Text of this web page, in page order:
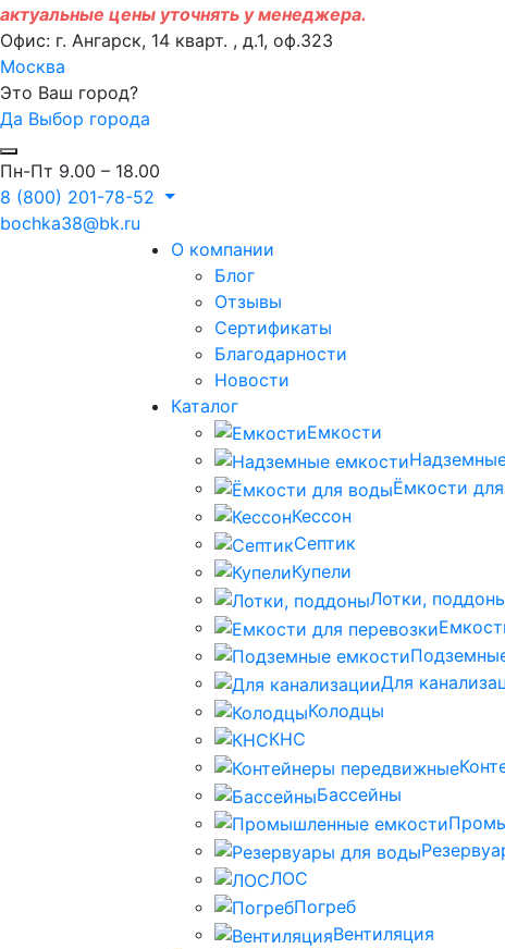
актуальные цены уточнять у менеджера.
Офис: г. Ангарск, 14 кварт. , д.1, оф.323
Москва
Это Ваш город?
Да Выбор города
Пн-Пт 9.00 – 18.00
8 (800) 201-78-52
bochka38@bk.ru
О компании
Блог
Отзывы
Сертификаты
Благодарности
Новости
Каталог
Емкости
Ёмкости
Кессон
Септик
Купели
Лотки,
Для
Колодцы
КНС
Бассейны
ЛОС
Погреб
Вентиляция